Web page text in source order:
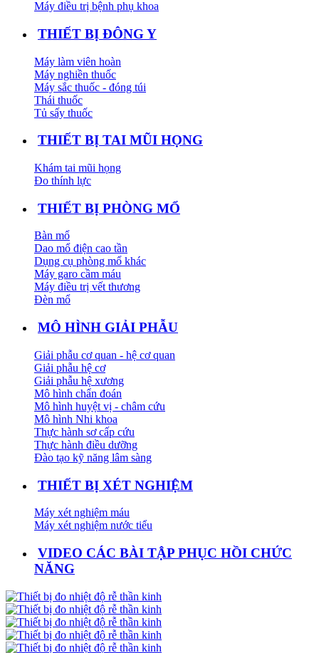
Máy điều trị bệnh phụ khoa
THIẾT BỊ ĐÔNG Y
Máy làm viên hoàn
Máy nghiền thuốc
Máy sắc thuốc - đóng túi
Thái thuốc
Tủ sấy thuốc
THIẾT BỊ TAI MŨI HỌNG
Khám tai mũi họng
Đo thính lực
THIẾT BỊ PHÒNG MỔ
Bàn mổ
Dao mổ điện cao tần
Dụng cụ phòng mổ khác
Máy garo cầm máu
Máy điều trị vết thương
Đèn mổ
MÔ HÌNH GIẢI PHẪU
Giải phẫu cơ quan - hệ cơ quan
Giải phẫu hệ cơ
Giải phẫu hệ xương
Mô hình chẩn đoán
Mô hình huyệt vị - châm cứu
Mô hình Nhi khoa
Thực hành sơ cấp cứu
Thực hành điều dưỡng
Đào tạo kỹ năng lâm sàng
THIẾT BỊ XÉT NGHIỆM
Máy xét nghiệm máu
Máy xét nghiệm nước tiểu
VIDEO CÁC BÀI TẬP PHỤC HỒI CHỨC
NĂNG